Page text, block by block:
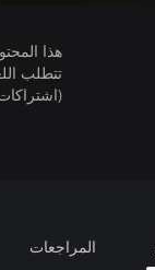
هذا
المراجعات